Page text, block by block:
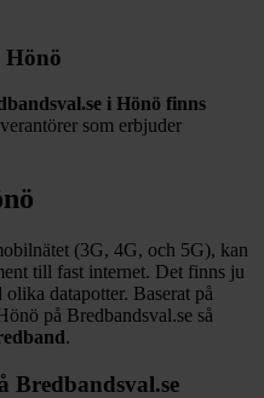
Hönö
i Hönö finns
som erbjuder
(3G, 4G, och 5G), kan
till fast internet. Det finns ju
datapotter. Baserat på
på Bredbandsval.se så
.
Bredbandsval.se